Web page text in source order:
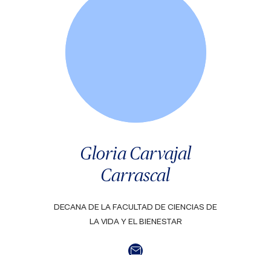
Gloria Carvajal
Carrascal
DECANA DE LA FACULTAD DE CIENCIAS DE
LA VIDA Y EL BIENESTAR